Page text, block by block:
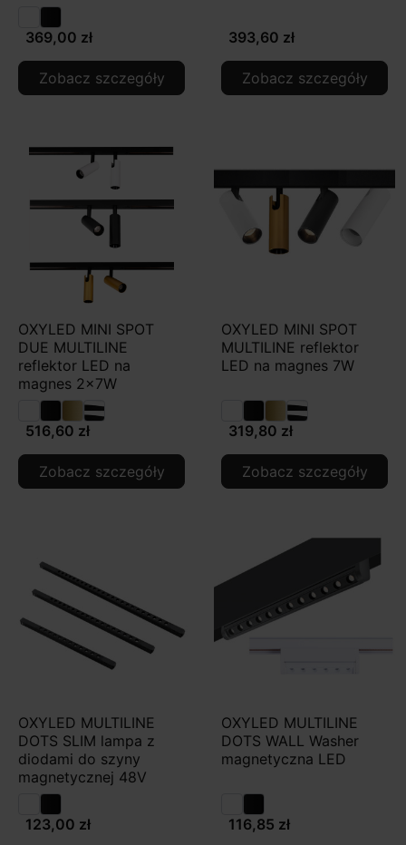
369,00 zł
Zobacz szczegóły
393,60 zł
Zobacz szczegóły
OXYLED MINI SPOT
DUE MULTILINE
reflektor LED na
magnes 2x7W
516,60 zł
Zobacz szczegóły
OXYLED MINI SPOT
MULTILINE reflektor
LED na magnes 7W
319,80 zł
Zobacz szczegóły
OXYLED MULTILINE
DOTS SLIM lampa z
diodami do szyny
magnetycznej 48V
123,00 zł
OXYLED MULTILINE
DOTS WALL Washer
magnetyczna LED
116,85 zł